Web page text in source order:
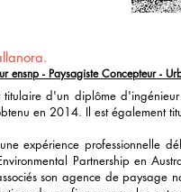
titulaire d'un diplôme
en 2014. Il est également
expérience professionnelle
Partnership en
son agence de paysage
ensnp - Paysagiste Concepteur -